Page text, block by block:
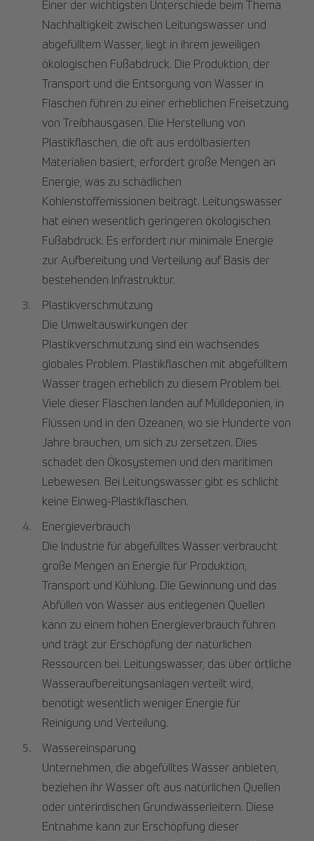
Einer der wichtigsten Unterschiede beim Thema
Nachhaltigkeit zwischen Leitungswasser und
abgefülltem Wasser, liegt in ihrem jeweiligen
ökologischen Fußabdruck. Die Produktion, der
Transport und die Entsorgung von Wasser in
Flaschen führen zu einer erheblichen Freisetzung
von Treibhausgasen. Die Herstellung von
Plastikflaschen, die oft aus erdölbasierten
Materialien basiert, erfordert große Mengen an
Energie, was zu schädlichen
Kohlenstoffemissionen beiträgt. Leitungswasser
hat einen wesentlich geringeren ökologischen
Fußabdruck. Es erfordert nur minimale Energie
zur Aufbereitung und Verteilung auf Basis der
bestehenden Infrastruktur.
Plastikverschmutzung
Die Umweltauswirkungen der
Plastikverschmutzung sind ein wachsendes
globales Problem. Plastikflaschen mit abgefülltem
Wasser tragen erheblich zu diesem Problem bei.
Viele dieser Flaschen landen auf Mülldeponien, in
Flüssen und in den Ozeanen, wo sie Hunderte von
Jahre brauchen, um sich zu zersetzen. Dies
schadet den Ökosystemen und den maritimen
Lebewesen. Bei Leitungswasser gibt es schlicht
keine Einweg-Plastikflaschen.
Energieverbrauch
Die Industrie für abgefülltes Wasser verbraucht
große Mengen an Energie für Produktion,
Transport und Kühlung. Die Gewinnung und das
Abfüllen von Wasser aus entlegenen Quellen
kann zu einem hohen Energieverbrauch führen
und trägt zur Erschöpfung der natürlichen
Ressourcen bei. Leitungswasser, das über örtliche
Wasseraufbereitungsanlagen verteilt wird,
benötigt wesentlich weniger Energie für
Reinigung und Verteilung.
Wassereinsparung
Unternehmen, die abgefülltes Wasser anbieten,
beziehen ihr Wasser oft aus natürlichen Quellen
oder unterirdischen Grundwasserleitern. Diese
Entnahme kann zur Erschöpfung dieser